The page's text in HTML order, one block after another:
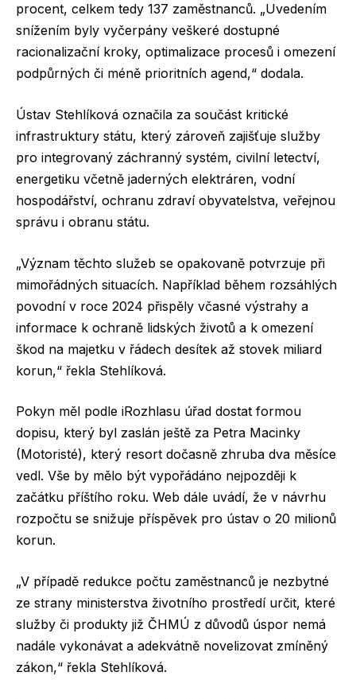
procent, celkem tedy 137 zaměstnanců. „Uvedením
snížením byly vyčerpány veškeré dostupné
racionalizační kroky, optimalizace procesů i omezení
podpůrných či méně prioritních agend,“ dodala.
Ústav Stehlíková označila za součást kritické
infrastruktury státu, který zároveň zajišťuje služby
pro integrovaný záchranný systém, civilní letectví,
energetiku včetně jaderných elektráren, vodní
hospodářství, ochranu zdraví obyvatelstva, veřejnou
správu i obranu státu.
„Význam těchto služeb se opakovaně potvrzuje při
mimořádných situacích. Například během rozsáhlých
povodní v roce 2024 přispěly včasné výstrahy a
informace k ochraně lidských životů a k omezení
škod na majetku v řádech desítek až stovek miliard
korun,“ řekla Stehlíková.
Pokyn měl podle iRozhlasu úřad dostat formou
dopisu, který byl zaslán ještě za Petra Macinky
(Motoristé), který resort dočasně zhruba dva měsíce
vedl. Vše by mělo být vypořádáno nejpozději k
začátku příštího roku. Web dále uvádí, že v návrhu
rozpočtu se snižuje příspěvek pro ústav o 20 milionů
korun.
„V případě redukce počtu zaměstnanců je nezbytné
ze strany ministerstva životního prostředí určit, které
služby či produkty již ČHMÚ z důvodů úspor nemá
nadále vykonávat a adekvátně novelizovat zmíněný
zákon,“ řekla Stehlíková.